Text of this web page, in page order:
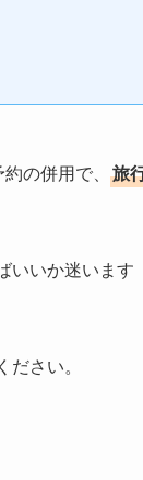
の併用で、 旅
いいか迷います
さい。